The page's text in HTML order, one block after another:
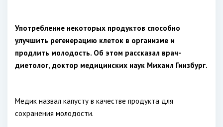
Употребление некоторых продуктов способно
улучшить регенерацию клеток в организме и
продлить молодость. Об этом рассказал врач-
диетолог, доктор медицинских наук Михаил Гинзбург.
Медик назвал капусту в качестве продукта для
сохранения молодости.